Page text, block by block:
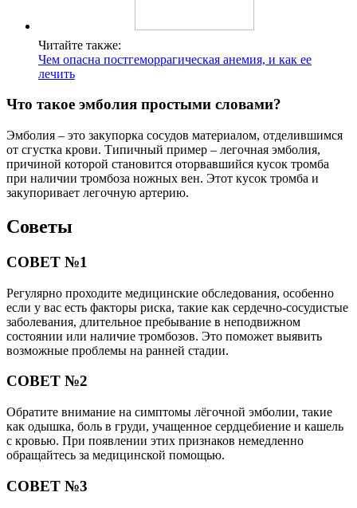
Читайте также:
Чем опасна постгеморрагическая анемия, и как ее
лечить
Что такое эмболия простыми словами?
Эмболия – это закупорка сосудов материалом, отделившимся
от сгустка крови. Типичный пример – легочная эмболия,
причиной которой становится оторвавшийся кусок тромба
при наличии тромбоза ножных вен. Этот кусок тромба и
закупоривает легочную артерию.
Советы
СОВЕТ №1
Регулярно проходите медицинские обследования, особенно
если у вас есть факторы риска, такие как сердечно-сосудистые
заболевания, длительное пребывание в неподвижном
состоянии или наличие тромбозов. Это поможет выявить
возможные проблемы на ранней стадии.
СОВЕТ №2
Обратите внимание на симптомы лёгочной эмболии, такие
как одышка, боль в груди, учащенное сердцебиение и кашель
с кровью. При появлении этих признаков немедленно
обращайтесь за медицинской помощью.
СОВЕТ №3